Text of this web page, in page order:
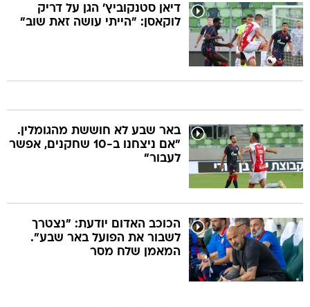
דיאן סטנקוביץ' הגן על דריק
לוקאסן: "הייתי עושה זאת שוב"
באר שבע לא חוששת מהגומלין.
"אם ניצחנו ב-10 שחקנים, אפשר
לעבור"
הכוכב האדום יודעת: "נצטרך
לשבור את הפועל באר שבע".
המאמן שלח מסר